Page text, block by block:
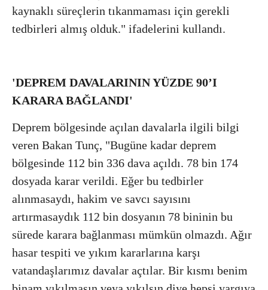
kaynaklı süreçlerin tıkanmaması için gerekli
tedbirleri almış olduk." ifadelerini kullandı.
'DEPREM DAVALARININ YÜZDE 90’I
KARARA BAĞLANDI'
Deprem bölgesinde açılan davalarla ilgili bilgi
veren Bakan Tunç, "Bugüne kadar deprem
bölgesinde 112 bin 336 dava açıldı. 78 bin 174
dosyada karar verildi. Eğer bu tedbirler
alınmasaydı, hakim ve savcı sayısını
artırmasaydık 112 bin dosyanın 78 bininin bu
sürede karara bağlanması mümkün olmazdı. Ağır
hasar tespiti ve yıkım kararlarına karşı
vatandaşlarımız davalar açtılar. Bir kısmı benim